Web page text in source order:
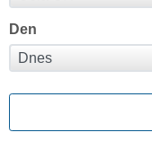
Den